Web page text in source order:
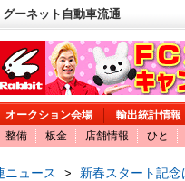
ーネット自動車流通
オークション会場 輸出統計情報
整備
板金 店舗情報 ひと
ニュース > 新春スタート記